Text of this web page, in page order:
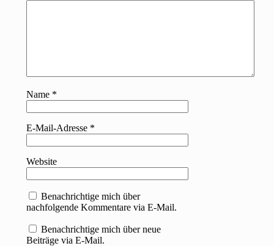
Name *
E-Mail-Adresse *
Website
Benachrichtige mich über
nachfolgende Kommentare via E-Mail.
Benachrichtige mich über neue
Beiträge via E-Mail.